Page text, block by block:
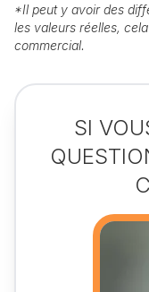
*Il peut y avoir des
les valeurs réelles,
commercial.
SI